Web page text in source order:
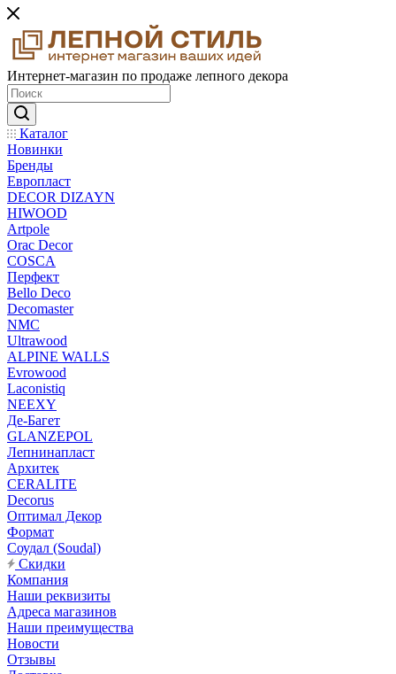
Интернет-магазин по продаже лепного декора
Каталог
Новинки
Бренды
Европласт
DECOR DIZAYN
HIWOOD
Artpole
Orac Decor
COSCA
Перфект
Bello Deco
Decomaster
NMС
Ultrawood
ALPINE WALLS
Evrowood
Laconistiq
NEEXY
Де-Багет
GLANZEPOL
Лепнинапласт
Архитек
CERALITE
Decorus
Оптимал Декор
Формат
Соудал (Soudal)
Скидки
Компания
Наши реквизиты
Адреса магазинов
Наши преимущества
Новости
Отзывы